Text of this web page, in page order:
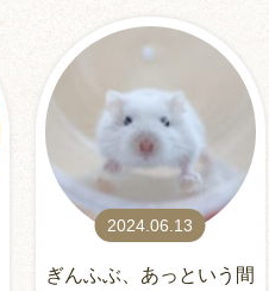
2024.06.13
ぎんふぶ、あっという間